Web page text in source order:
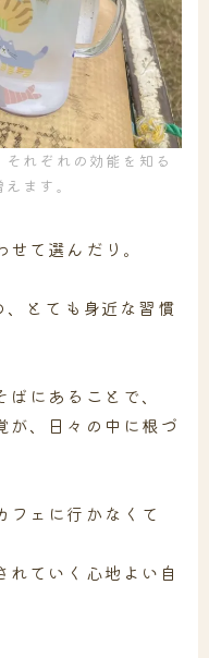
れぞれの効能を知る
ます。
て選んだり。
、とても身近な習慣
にあることで、
が、日々の中に根づ
フェに行かなくて
ていく心地よい自